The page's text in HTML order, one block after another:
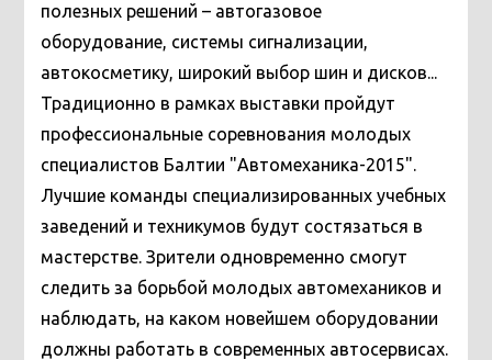
полезных решений – автогазовое
оборудование, системы сигнализации,
автокосметику, широкий выбор шин и дисков...
Традиционно в рамках выставки пройдут
профессиональные соревнования молодых
специалистов Балтии "Автомеханика-2015".
Лучшие команды специализированных учебных
заведений и техникумов будут состязаться в
мастерстве. Зрители одновременно смогут
следить за борьбой молодых автомехаников и
наблюдать, на каком новейшем оборудовании
должны работать в современных автосервисах.